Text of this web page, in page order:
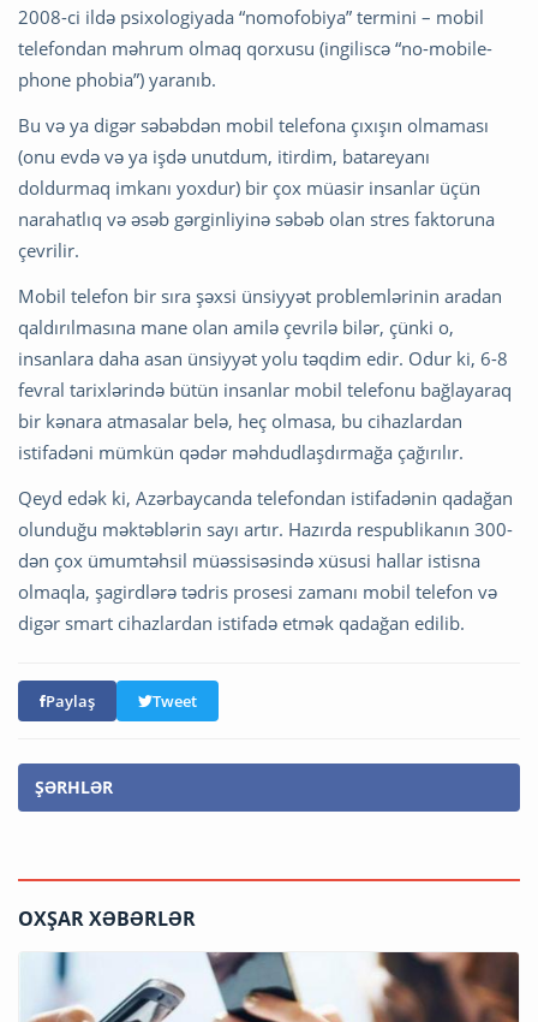
2008-ci ildə psixologiyada “nomofobiya” termini – mobil
telefondan məhrum olmaq qorxusu (ingiliscə “no-mobile-
phone phobia”) yaranıb.
Bu və ya digər səbəbdən mobil telefona çıxışın olmaması
(onu evdə və ya işdə unutdum, itirdim, batareyanı
doldurmaq imkanı yoxdur) bir çox müasir insanlar üçün
narahatlıq və əsəb gərginliyinə səbəb olan stres faktoruna
çevrilir.
Mobil telefon bir sıra şəxsi ünsiyyət problemlərinin aradan
qaldırılmasına mane olan amilə çevrilə bilər, çünki o,
insanlara daha asan ünsiyyət yolu təqdim edir. Odur ki, 6-8
fevral tarixlərində bütün insanlar mobil telefonu bağlayaraq
bir kənara atmasalar belə, heç olmasa, bu cihazlardan
istifadəni mümkün qədər məhdudlaşdırmağa çağırılır.
Qeyd edək ki, Azərbaycanda telefondan istifadənin qadağan
olunduğu məktəblərin sayı artır. Hazırda respublikanın 300-
dən çox ümumtəhsil müəssisəsində xüsusi hallar istisna
olmaqla, şagirdlərə tədris prosesi zamanı mobil telefon və
digər smart cihazlardan istifadə etmək qadağan edilib.
Paylaş Tweet
ŞƏRHLƏR
OXŞAR XƏBƏRLƏR